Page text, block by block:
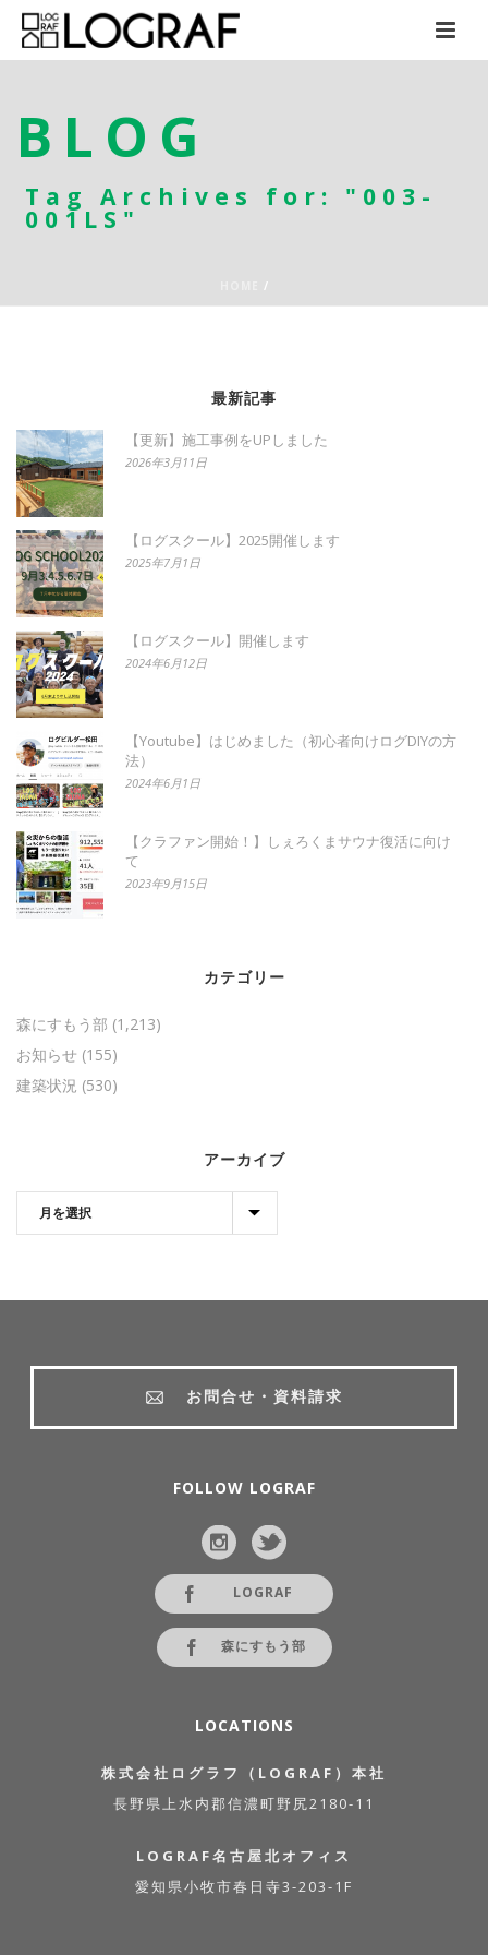
BLOG
Tag Archives for: "003-
001LS"
/
最新記事
【更新】施工事例をUPしました
2026年3月11日
【ログスクール】2025開催します
2025年7月1日
【ログスクール】開催します
2024年6月12日
【Youtube】はじめました（初心者向けログDIYの方
法）
2024年6月1日
【クラファン開始！】しぇろくまサウナ復活に向け
て
2023年9月15日
カテゴリー
森にすもう部 (1,213)
お知らせ (155)
建築状況 (530)
アーカイブ
お問合せ・資料請求
FOLLOW LOGRAF
LOGRAF
森にすもう部
LOCATIONS
株式会社ログラフ（LOGRAF）本社
長野県上水内郡信濃町野尻2180-11
LOGRAF名古屋北オフィス
愛知県小牧市春日寺3-203-1F